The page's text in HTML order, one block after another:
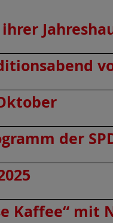
der
Kaffee“ mit